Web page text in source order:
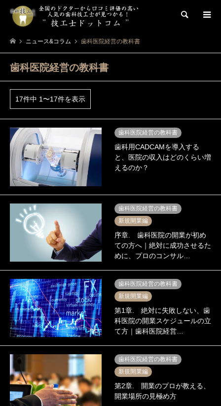
検索
ニュース&コラム 歯科医院経営の教科書
歯科医院経営の教科書
17件中 1〜17件を表示
歯科医院経営の教科書
歯科用CADCAMを導入する
と、医院の収入はどのくらい増
えるのか？
歯科医院経営の教科書
新規開業編
序章. 歯科医院の開業が初め
ての方へ｜絶対に成功させるた
めに、プロのコンサル…
歯科医院経営の教科書
新規開業編
第1章. 絶対に失敗しない、歯
科医院の開業スケジュールの立
て方｜歯科医院経営…
歯科医院経営の教科書
新規開業編
第2章. 開業のプロが教える、
開業場所の見極め方